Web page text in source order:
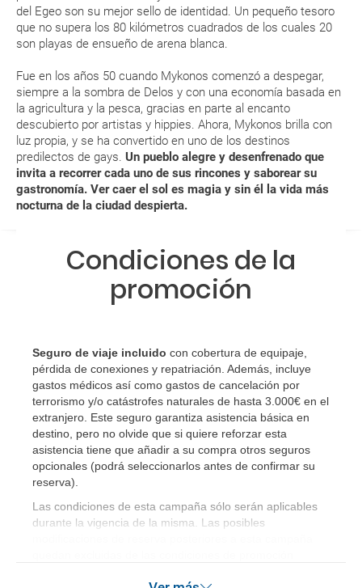
del Egeo son su mejor sello de identidad. Un pequeño tesoro
que no supera los 80 kilómetros cuadrados de los cuales 20
son playas de ensueño de arena blanca.
Fue en los años 50 cuando Mykonos comenzó a despegar,
siempre a la sombra de Delos y con una economía basada en
la agricultura y la pesca, gracias en parte al encanto
descubierto por artistas y hippies. Ahora, Mykonos brilla con
luz propia, y se ha convertido en uno de los destinos
predilectos de gays. Un pueblo alegre y desenfrenado que
invita a recorrer cada uno de sus rincones y saborear su
gastronomía. Ver caer el sol es magia y sin él la vida más
nocturna de la ciudad despierta.
vacacional (Caribe, circuitos, tours...) te enviaremos la documentación
de tu reserva alrededor de 10 días antes de salida, la cual deberás
imprimir y llevar contigo en el viaje.
aérea a la hora de realizar el check-in el día de la salida.
MODIFICACIÓN ó CANCELACIÓN ¿Puedo anular o
modificar una reserva del viaje? ¿Qué gastos puede
generar una anulación o modificación del viaje?
¿Qué caducidad debe tener mi pasaporte para ir
¿Con cuánta antelación tengo que estar en el
paquete vacacional en la página web?
Al realizar la reserva, uno de los servicios ha
quedado de pendiente de confirmación ¿Cómo
sabré si se confirma el viaje?
¿Cómo sé si hay plazas disponibles en el viaje que
quiero al hacer mi solicitud de reserva?
Si tengo los traslados incluidos, ¿dónde debo
¿Incluye algún seguro de viaje mi reserva?
Condiciones de la
promoción
Seguro de viaje incluido con cobertura de equipaje,
pérdida de conexiones y repatriación. Además, incluye
gastos médicos así como gastos de cancelación por
terrorismo y/o catástrofes naturales de hasta 3.000€ en el
extranjero. Este seguro garantiza asistencia básica en
destino, pero no olvide que si quiere reforzar esta
asistencia tiene que añadir a su compra otros seguros
opcionales (podrá seleccionarlos antes de confirmar su
reserva)
Las condiciones de esta campaña sólo serán aplicables
durante la vigencia de la misma. Las posibles